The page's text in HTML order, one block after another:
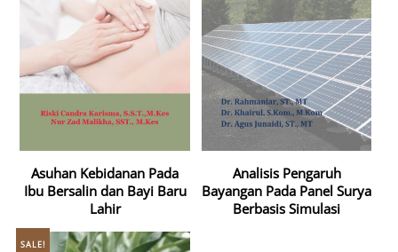
Asuhan Kebidanan Pada
Ibu Bersalin dan Bayi Baru
Lahir
Analisis Pengaruh
Bayangan Pada Panel Surya
Berbasis Simulasi
SALE!